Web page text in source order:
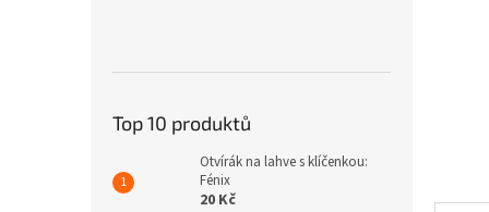
Top 10 produktů
Otvírák na lahve s klíčenkou:
Fénix
20 Kč